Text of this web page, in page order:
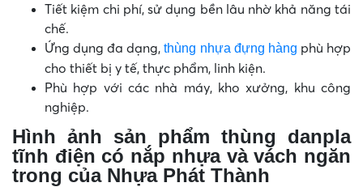
Tiết kiệm chi phí, sử dụng bền lâu nhờ khả năng tái
chế.
Ứng dụng đa dạng,thùng nhựa đựng hàng phù hợp
cho thiết bị y tế, thực phẩm, linh kiện.
Phù hợp với các nhà máy, kho xưởng, khu công
nghiệp.
Hình ảnh sản phẩm thùng danpla
tĩnh điện có nắp nhựa và vách ngăn
trong của Nhựa Phát Thành